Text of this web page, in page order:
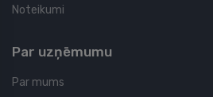
Noteikumi
Par uzņēmumu
Par mums